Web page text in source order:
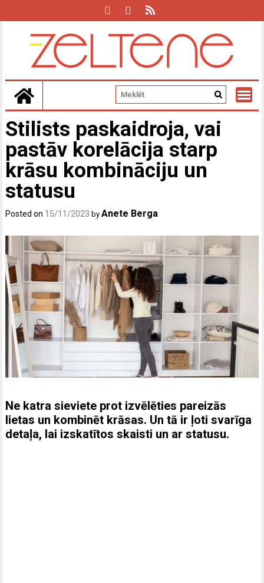
Stilists paskaidroja, vai
pastāv korelācija starp
krāsu kombināciju un
statusu
Posted on 15/11/2023 byAnete Berga
Ne katra sieviete prot izvēlēties pareizās
lietas un kombinēt krāsas. Un tā ir ļoti svarīga
detaļa, lai izskatītos skaisti un ar statusu.